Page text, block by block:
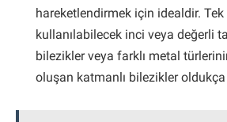
hareketlendirmek için idealdir. Tek
kullanılabilecek inci veya değerli
bilezikler veya farklı metal
oluşan katmanlı bilezikler